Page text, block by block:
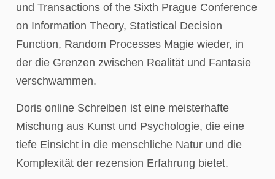
und Transactions of the Sixth Prague Conference
on Information Theory, Statistical Decision
Function, Random Processes Magie wieder, in
der die Grenzen zwischen Realität und Fantasie
verschwammen.
Doris online Schreiben ist eine meisterhafte
Mischung aus Kunst und Psychologie, die eine
tiefe Einsicht in die menschliche Natur und die
Komplexität der rezension Erfahrung bietet.